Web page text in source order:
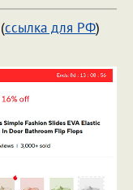
(ссылка для РФ)